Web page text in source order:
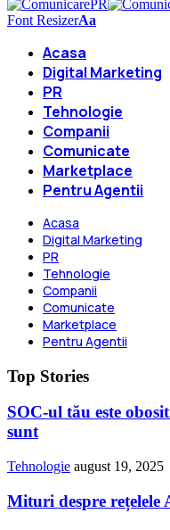
Font ResizerAa
Acasa
Digital Marketing
PR
Tehnologie
Companii
Comunicate
Marketplace
Pentru Agentii
Acasa
Digital Marketing
PR
Tehnologie
Companii
Comunicate
Marketplace
Pentru Agentii
Top Stories
SOC-ul tău este
sunt
Tehnologie august 19, 2025
Mituri despre rețelele